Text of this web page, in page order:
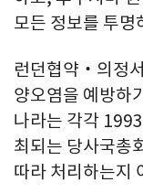
모든 정보를 투
런던협약‧의정
양오염을 예방하
나라는 각각
최되는 당사국총
따라 처리하는지